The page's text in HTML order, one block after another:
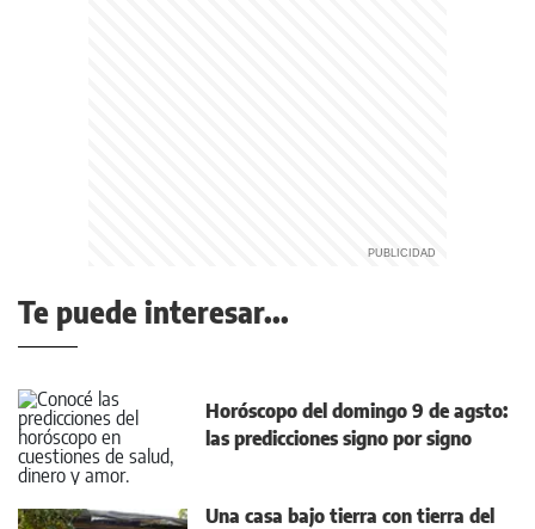
Te puede interesar...
Horóscopo del domingo 9 de agsto:
las predicciones signo por signo
Una casa bajo tierra con tierra del